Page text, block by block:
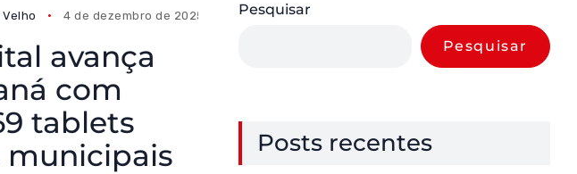
4 de dezembro de 2025 0 Comments
avança
com
tablets
municipais
Pesquisar
Pesquisar
Posts recentes